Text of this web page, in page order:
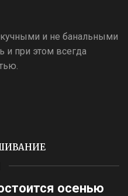
и не банальными
и при этом всегда
осенью